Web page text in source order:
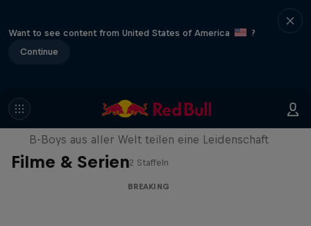
Want to see content from United States of America
?
Continue
Filme & Serien
Break'n Reality
B-Boys aus aller Welt teilen eine Leidenschaft
2 Staffeln
BREAKING